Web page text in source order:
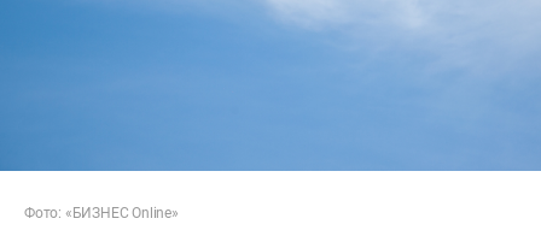
Фото: «БИЗНЕС Online»